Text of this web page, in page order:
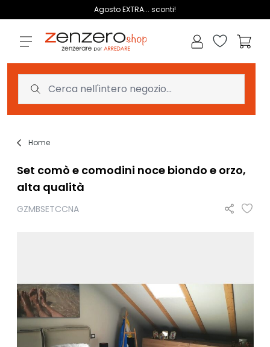
Agosto EXTRA... sconti!
Lista dei
Home
Set comò e comodini noce biondo e orzo,
alta qualità
GZMBSETCCNA